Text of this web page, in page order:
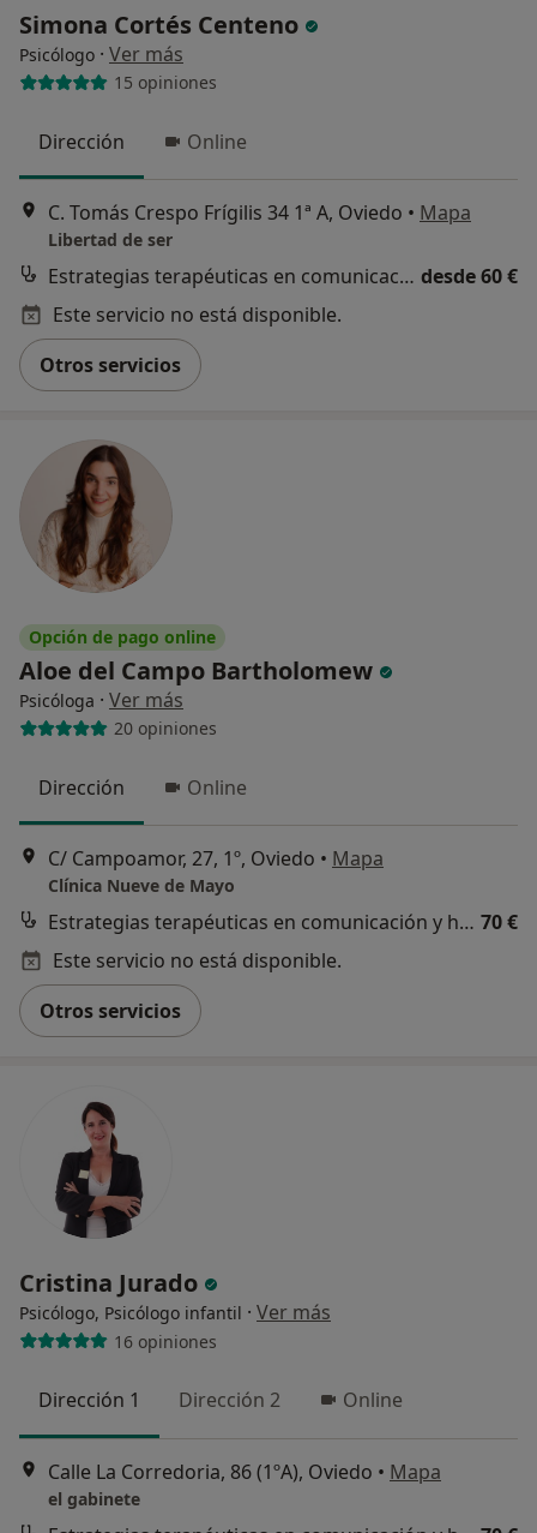
Simona Cortés Centeno
Psicólogo · Ver más
15 opiniones
Dirección Online
C. Tomás Crespo Frígilis 34 1ª A, Oviedo • Mapa
Libertad de ser
Estrategias terapéuticas en comunicación y habilidades sociales desde 60 €
Este servicio no está disponible.
Otros servicios
Opción de pago online
Aloe del Campo Bartholomew
Psicóloga · Ver más
20 opiniones
Dirección Online
C/ Campoamor, 27, 1º, Oviedo • Mapa
Clínica Nueve de Mayo
Estrategias terapéuticas en comunicación y habilidades sociales 70 €
Este servicio no está disponible.
Otros servicios
Cristina Jurado
Psicólogo, Psicólogo infantil · Ver más
16 opiniones
Dirección 1 Dirección 2 Online
Calle La Corredoria, 86 (1ºA), Oviedo • Mapa
el gabinete
Sí, una vez
No, pero lo consideraría
No, y no confío en ello
Continuar